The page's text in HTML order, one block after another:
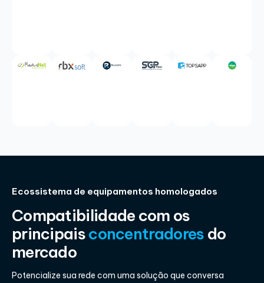
Ecossistema de equipamentos homologados
Compatibilidade com os
principaisconcentradores do
mercado
Potencialize sua rede com uma solução que conversa